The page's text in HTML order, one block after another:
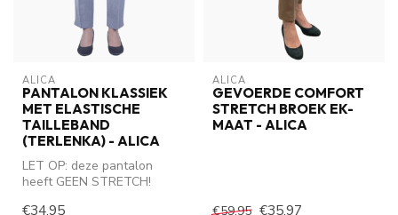
ALICA
PANTALON KLASSIEK
MET ELASTISCHE
TAILLEBAND
(TERLENKA) - ALICA
LET OP: deze pantalon
heeft GEEN STRETCH!
€34,95
ALICA
GEVOERDE COMFORT
STRETCH BROEK EK-
MAAT - ALICA
€59,95 €35,97